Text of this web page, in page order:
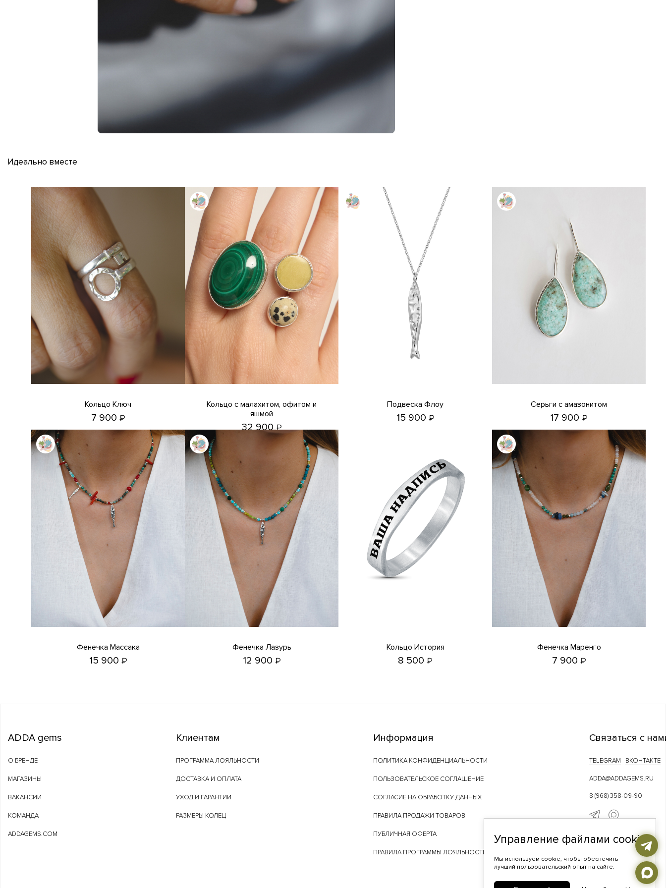
Идеально вместе
Кольцо Ключ
7 900 ₽
Кольцо с малахитом, офитом и
яшмой
32 900₽
Подвеска Флоу
15 900 ₽
Серьги с амазонитом
17 900 ₽
Фенечка Массака
15 900 ₽
Фенечка Лазурь
12 900 ₽
Кольцо История
8 500 ₽
Фенечка Маренго
7 900 ₽
ADDA gems
О БРЕНДЕ
МАГАЗИНЫ
ВАКАНСИИ
КОМАНДА
ADDAGEMS.COM
Клиентам
ПРОГРАММА ЛОЯЛЬНОСТИ
ДОСТАВКА И ОПЛАТА
УХОД И ГАРАНТИИ
РАЗМЕРЫ КОЛЕЦ
Информация
ПОЛИТИКА КОНФИДЕНЦИАЛЬНОСТИ
ПОЛЬЗОВАТЕЛЬСКОЕ СОГЛАШЕНИЕ
СОГЛАСИЕ НА ОБРАБОТКУ ДАННЫХ
ПРАВИЛА ПРОДАЖИ ТОВАРОВ
ПУБЛИЧНАЯ ОФЕРТА
ПРАВИЛА ПРОГРАММЫ ЛОЯЛЬНОСТИ
Связаться с
TELEGRAM ВКОНТАКТЕ
ADDA@ADDAGEMS.RU
8 (968) 358-09-90
Управление файлами cookie
Мы используем cookie, чтобы обеспечить
лучший пользовательский опыт на сайте.